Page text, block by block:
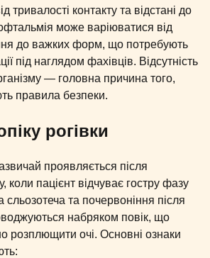
тривалості контакту та відстані до
може варіюватися від
до важких форм, що потребують
під наглядом фахівців. Відсутність
— головна причина того,
правила безпеки.
рогівки
проявляється після
коли пацієнт відчуває гостру фазу
та почервоніння після
набряком повік, що
розплющити очі. Основні ознаки